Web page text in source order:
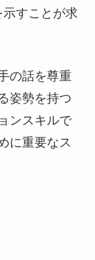
すことが求
の話を尊重
姿勢を持つ
ンスキルで
に重要なス